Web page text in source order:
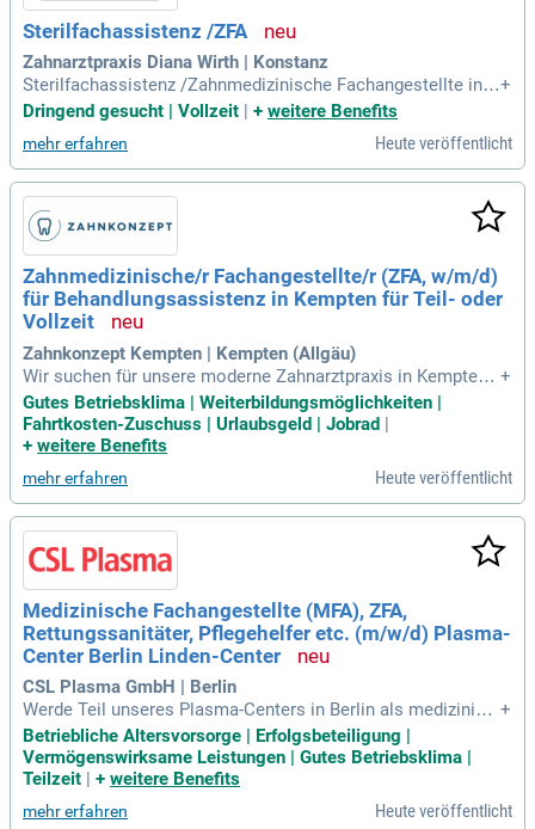
Sterilfachassistenz /ZFA
Zahnarztpraxis Diana Wirth | Konstanz
Sterilfachassistenz /Zahnmedizinische Fachangestellte in V
Z /TZ: Zur Erweiterung unseres Teams suchen wir ab sofort
e, die unser empathisches Team tatkräftig unterstützt und d
en täglichen Einsatz
+
Dringend gesucht | Vollzeit
+ weitere Benefits
mehr erfahren Heute veröffentlicht
Zahnmedizinische/r Fachangestellte/r (ZFA, w/m/d)
für Behandlungsassistenz in Kempten für Teil- oder
Vollzeit
Zahnkonzept Kempten | Kempten (Allgäu)
Wir suchen für unsere moderne Zahnarztpraxis in Kempten
mit den Schwerpunkten Parodontologie, Implantologie und
Prophylaxe eine/n Zahnmedizinische/n Fachangestellte/n (Z
FA, w/m/d) für die Behandlungsassistenz in Teil-oder Vollzei
+
Gutes Betriebsklima | Weiterbildungsmöglichkeiten |
Fahrtkosten-Zuschuss | Urlaubsgeld | Jobrad |
+ weitere Benefits
mehr erfahren Heute veröffentlicht
Medizinische Fachangestellte (MFA), ZFA,
Rettungssanitäter, Pflegehelfer etc. (m/w/d) Plasma-
Center Berlin Linden-Center
CSL Plasma GmbH | Berlin
Werde Teil unseres Plasma-Centers in Berlin als medizinisc
he Fachangestellte (MFA), ZFA, Rettungssanitäter oder Pfleg
ehelfer! In Vollzeit (38,5 Stunden) erwartet dich eine abwech
slungsreiche Tätigkeit. Du betreust Plasmaspender und sor
ch den Arzt bei der Venenpunktion und anderer Abläufe. Wir
+
Betriebliche Altersvorsorge | Erfolgsbeteiligung |
Vermögenswirksame Leistungen | Gutes Betriebsklima |
Teilzeit | + weitere Benefits
mehr erfahren Heute veröffentlicht